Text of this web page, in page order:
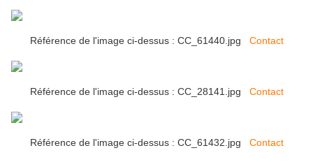
Référence de l'image ci-dessus : CC_61440.jpg Contact
Référence de l'image ci-dessus : CC_28141.jpg Contact
Référence de l'image ci-dessus : CC_61432.jpg Contact